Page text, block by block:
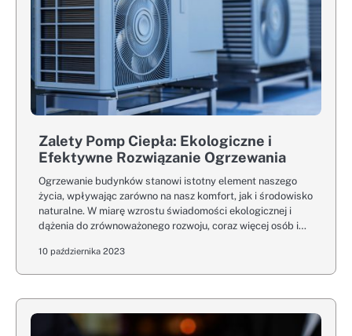
Zalety Pomp Ciepła: Ekologiczne i
Efektywne Rozwiązanie Ogrzewania
Ogrzewanie budynków stanowi istotny element naszego
życia, wpływając zarówno na nasz komfort, jak i środowisko
naturalne. W miarę wzrostu świadomości ekologicznej i
dążenia do zrównoważonego rozwoju, coraz więcej osób i…
10 października 2023